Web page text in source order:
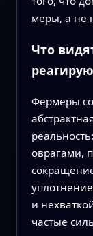
меры, а не
Что
Фермеры
оврагами,
и
частые